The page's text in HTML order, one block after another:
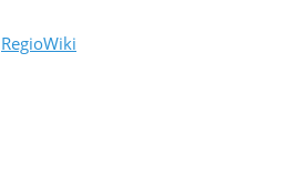
RegioWiki